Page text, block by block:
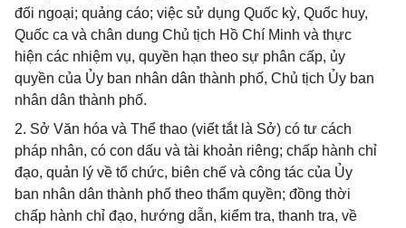
đối ngoại; quảng cáo; việc sử dụng Quốc kỳ, Quốc huy,
Quốc ca và chân dung Chủ tịch Hồ Chí Minh và thực
hiện các nhiệm vụ, quyền hạn theo sự phân cấp, ủy
quyền của Ủy ban nhân dân thành phố, Chủ tịch Ủy ban
nhân dân thành phố.
2. Sở Văn hóa và Thể thao (viết tắt là Sở) có tư cách
pháp nhân, có con dấu và tài khoản riêng; chấp hành chỉ
đạo, quản lý về tổ chức, biên chế và công tác của Ủy
ban nhân dân thành phố theo thẩm quyền; đồng thời
chấp hành chỉ đạo, hướng dẫn, kiểm tra, thanh tra, về